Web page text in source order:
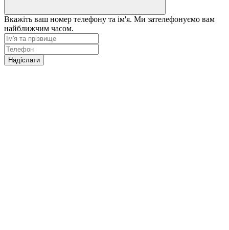
Вкажіть ваш номер телефону та ім'я. Ми зателефонуємо вам
найближчим часом.
Надіслати